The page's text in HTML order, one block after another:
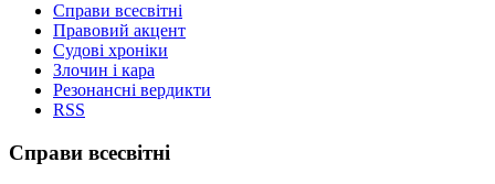
Справи всесвітні
Правовий акцент
Судові хроніки
Злочин і кара
Резонансні вердикти
RSS
Справи всесвітні